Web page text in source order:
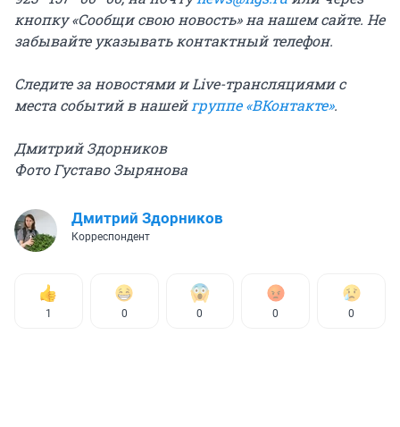
кнопку «Сообщи свою новость» на нашем сайте. Не
забывайте указывать контактный телефон.
Следите за новостями и Live-трансляциями с
места событий в нашей группе «ВКонтакте».
Дмитрий Здорников
Фото Густаво Зырянова
Дмитрий Здорников
Корреспондент
1 0 0 0 0